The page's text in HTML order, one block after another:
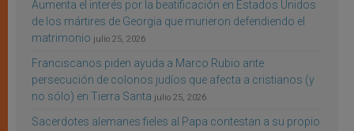
Aumenta el interés por la beatificación en Estados Unidos
de los mártires de Georgia que murieron defendiendo el
matrimonio julio 25, 2026
Franciscanos piden ayuda a Marco Rubio ante
persecución de colonos judíos que afecta a cristianos (y
no sólo) en Tierra Santa julio 25, 2026
Sacerdotes alemanes fieles al Papa contestan a su propio